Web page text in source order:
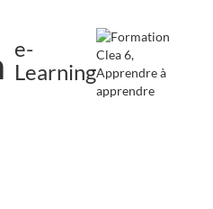
e-
Learning